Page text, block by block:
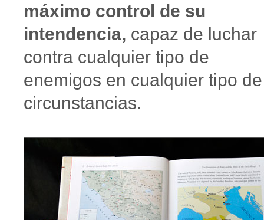
máximo control de su
intendencia, capaz de luchar
contra cualquier tipo de
enemigos en cualquier tipo de
circunstancias.